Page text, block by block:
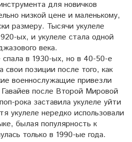
для новичков
низкой цене и маленькому,
размеру. Тысячи укулеле
ых, и укулеле стала одной
века.
спала в 1930-ых, но в 40-50-е
свои позиции после того, как
военнослужащие привезли
после Второй Мировой
рока заставила укулеле уйти
укулеле нередко использовали
былая популярность к
только в 1990-ые года.